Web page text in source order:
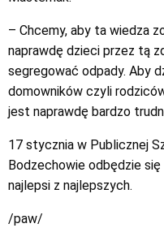
– Chcemy, aby ta wiedza
naprawdę dzieci przez tą
segregować odpady. Aby
domowników czyli
jest naprawdę bardzo
17 stycznia w Publicznej
Bodzechowie odbędzie się
najlepsi z najlepszych.
/paw/